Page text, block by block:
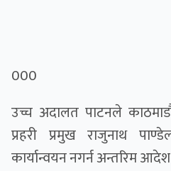
000
उच्च अदालत पाटनले
प्रहरी प्रमुख राजुनाथ
कार्यान्वयन नगर्न अन्तरिम